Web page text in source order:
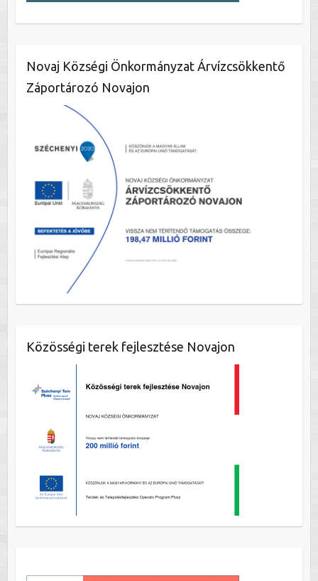
Novaj Községi Önkormányzat Árvízcsökkentő
Záportározó Novajon
Közösségi terek fejlesztése Novajon